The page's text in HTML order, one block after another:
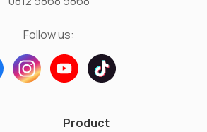
Follow us:
Product